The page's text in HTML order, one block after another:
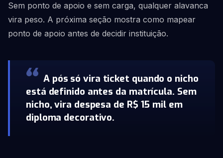
Sem ponto de apoio e sem carga, qualquer alavanca
vira peso. A próxima seção mostra como mapear
ponto de apoio antes de decidir instituição.
A pós só vira ticket quando o nicho
está definido antes da matrícula. Sem
nicho, vira despesa de R$ 15 mil em
diploma decorativo.